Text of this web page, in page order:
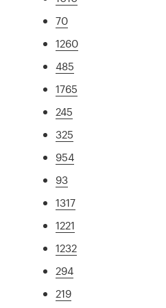
70
1260
485
1765
245
325
954
93
1317
1221
1232
294
219